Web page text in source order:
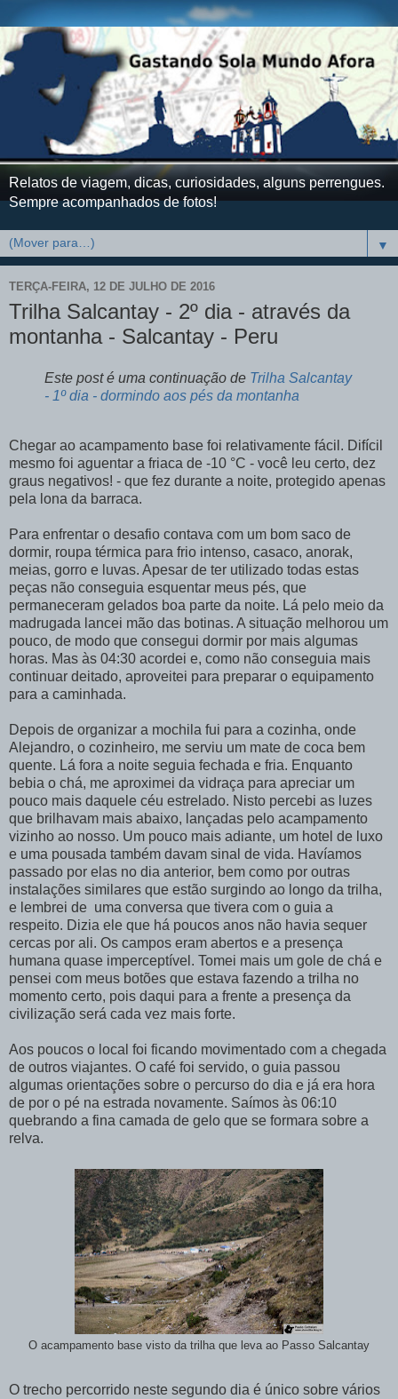
Relatos de viagem, dicas, curiosidades, alguns perrengues.
Sempre acompanhados de fotos!
▼
TERÇA-FEIRA, 12 DE JULHO DE 2016
Trilha Salcantay - 2º dia - através da
montanha - Salcantay - Peru
Este post é uma continuação de Trilha Salcantay
- 1º dia - dormindo aos pés da montanha
Chegar ao acampamento base foi relativamente fácil. Difícil
mesmo foi aguentar a friaca de -10 °C - você leu certo, dez
graus negativos! - que fez durante a noite, protegido apenas
pela lona da barraca.
Para enfrentar o desafio contava com um bom saco de
dormir, roupa térmica para frio intenso, casaco, anorak,
meias, gorro e luvas. Apesar de ter utilizado todas estas
peças não conseguia esquentar meus pés, que
permaneceram gelados boa parte da noite. Lá pelo meio da
madrugada lancei mão das botinas. A situação melhorou um
pouco, de modo que consegui dormir por mais algumas
horas. Mas às 04:30 acordei e, como não conseguia mais
continuar deitado, aproveitei para preparar o equipamento
para a caminhada.
Depois de organizar a mochila fui para a cozinha, onde
Alejandro, o cozinheiro, me serviu um mate de coca bem
quente. Lá fora a noite seguia fechada e fria. Enquanto
bebia o chá, me aproximei da vidraça para apreciar um
pouco mais daquele céu estrelado. Nisto percebi as luzes
que brilhavam mais abaixo, lançadas pelo acampamento
vizinho ao nosso. Um pouco mais adiante, um hotel de luxo
e uma pousada também davam sinal de vida. Havíamos
passado por elas no dia anterior, bem como por outras
instalações similares que estão surgindo ao longo da trilha,
e lembrei de uma conversa que tivera com o guia a
respeito. Dizia ele que há poucos anos não havia sequer
cercas por ali. Os campos eram abertos e a presença
humana quase imperceptível. Tomei mais um gole de chá e
pensei com meus botões que estava fazendo a trilha no
momento certo, pois daqui para a frente a presença da
civilização será cada vez mais forte.
Aos poucos o local foi ficando movimentado com a chegada
de outros viajantes. O café foi servido, o guia passou
algumas orientações sobre o percurso do dia e já era hora
de por o pé na estrada novamente. Saímos às 06:10
quebrando a fina camada de gelo que se formara sobre a
relva.
O acampamento base visto da trilha que leva ao Passo Salcantay
O trecho percorrido neste segundo dia é único sobre vários